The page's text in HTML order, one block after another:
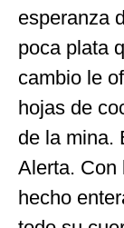
esperanza
poca plata
cambio le
hojas de
de la mina.
Alerta. Con
hecho